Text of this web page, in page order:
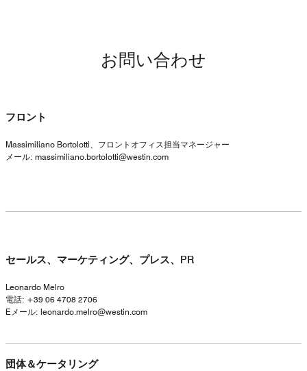
お問い合わせ
フロント
Massimiliano Bortolotti、フロントオフィス担当マネージャー
メール: massimiliano.bortolotti@westin.com
セールス、マーケティング、プレス、PR
Leonardo Melro
電話: +39 06 4708 2706
Eメール: leonardo.melro@westin.com
団体＆ケータリング